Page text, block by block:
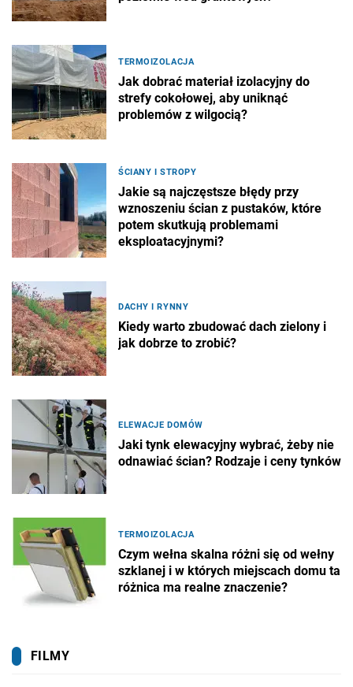
TERMOIZOLACJA
Jak dobrać materiał izolacyjny do
strefy cokołowej, aby uniknąć
problemów z wilgocią?
ŚCIANY I STROPY
Jakie są najczęstsze błędy przy
wznoszeniu ścian z pustaków, które
potem skutkują problemami
eksploatacyjnymi?
DACHY I RYNNY
Kiedy warto zbudować dach zielony i
jak dobrze to zrobić?
ELEWACJE DOMÓW
Jaki tynk elewacyjny wybrać, żeby nie
odnawiać ścian? Rodzaje i ceny tynków
TERMOIZOLACJA
Czym wełna skalna różni się od wełny
szklanej i w których miejscach domu ta
różnica ma realne znaczenie?
FILMY